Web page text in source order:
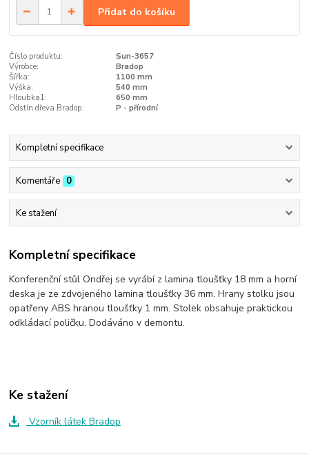
Přidat do košíku
Číslo produktu:
Sun-3657
Výrobce:
Bradop
Šířka:
1100 mm
Výška:
540 mm
Hloubka1:
650 mm
Odstín dřeva Bradop:
P - přírodní
Kompletní specifikace
Komentáře 0
Ke stažení
Kompletní specifikace
Konferenční stůl Ondřej se vyrábí z lamina tloušťky 18 mm a horní
deska je ze zdvojeného lamina tloušťky 36 mm. Hrany stolku jsou
opatřeny ABS hranou tloušťky 1 mm. Stolek obsahuje praktickou
odkládací poličku. Dodáváno v demontu.
Ke stažení
Vzorník látek Bradop